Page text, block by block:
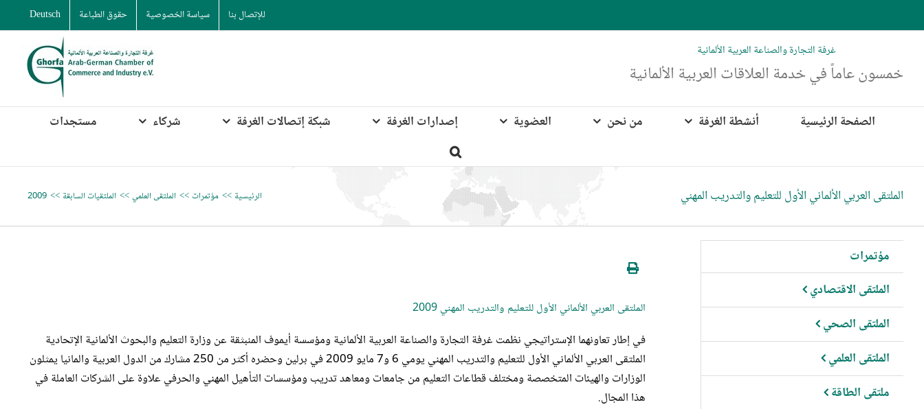
to
للإتصال بنا سياسة الخصوصية حقوق الطباعة Deutsch
غرفة التجارة والصناعة العربية الألمانية
خمسون عاماً في خدمة العلاقات العربية الألمانية
الصفحة الرئيسية أنشطة الغرفة من نحن العضوية إصدارات الغرفة شبكة إتصالات الغرفة شركاء مستجدات
الملتقى العربي الألماني الأول للتعليم والتدريب المهني الرئيسية مؤتمرات الملتقى العلمي الملتقيات السابقة 2009
الملتقى العربي الألماني الأول للتعليم والتدريب المهني 2009
في إطار تعاونهما الإستراتيجي نظمت غرفة التجارة والصناعة العربية الألمانية ومؤسسة أيموف المنبثقة عن وزارة التعليم والبحوث الألمانية الإتحادية
الملتقى العربي الألماني الأول للتعليم والتدريب المهني يومي 6 و7 مايو 2009 في برلين وحضره أكثر من 250 مشارك من الدول العربية والمانيا يمثلون
الوزارات والهيئات المتخصصة ومختلف قطاعات التعليم من جامعات ومعاهد تدريب ومؤسسات التأهيل المهني والحرفي علاوة على الشركات العاملة في
هذا المجال.
مؤتمرات
الملتقى الاقتصادي
الملتقى الصحي
الملتقى العلمي
ملتقى الطاقة